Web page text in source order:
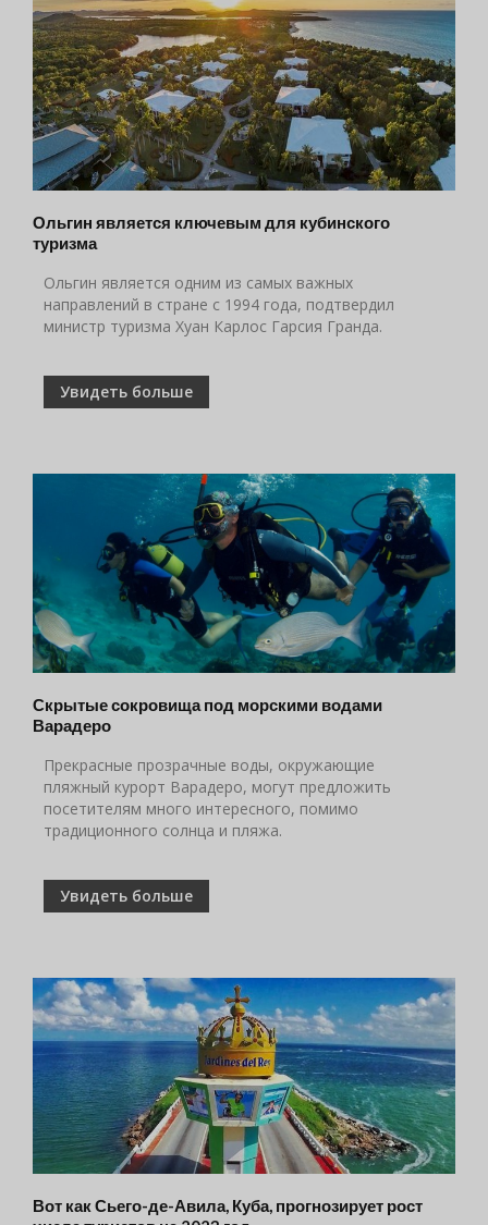
Ольгин является ключевым для кубинского
туризма
Ольгин является одним из самых важных
направлений в стране с 1994 года, подтвердил
министр туризма Хуан Карлос Гарсия Гранда.
Увидеть больше
Скрытые сокровища под морскими водами
Варадеро
Прекрасные прозрачные воды, окружающие
пляжный курорт Варадеро, могут предложить
посетителям много интересного, помимо
традиционного солнца и пляжа.
Увидеть больше
Вот как Сьего-де-Авила, Куба, прогнозирует рост